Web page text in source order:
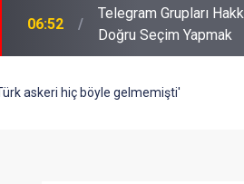
04:43 İş Davaları:
askeri hiç böyle gelmemişti'